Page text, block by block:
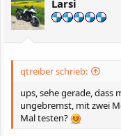
Larsi
qtreiber schrieb:
ups, sehe gerade, dass
ungebremst, mit zwei
Mal testen?